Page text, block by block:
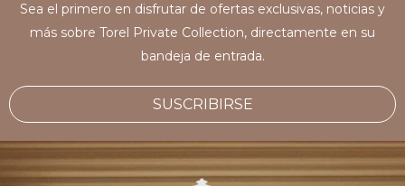
Sea el primero en disfrutar de ofertas exclusivas, noticias y
más sobre Torel Private Collection, directamente en su
bandeja de entrada.
SUSCRIBIRSE